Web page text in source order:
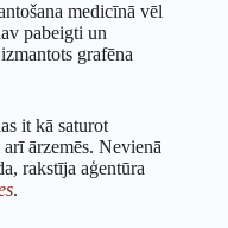
medicīnā vēl
pabeigti un
grafēna
it kā saturot
ārzemēs. Nevienā
rakstīja aģentūra
.